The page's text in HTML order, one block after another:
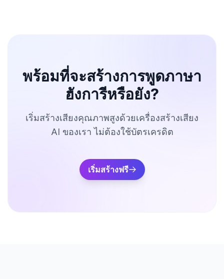
พร้อมที่จะสร้างการพูดภาษา
ฮังการีหรือยัง?
เริ่มสร้างเสียงคุณภาพสูงด้วยเครื่องสร้างเสียง
AI ของเรา ไม่ต้องใช้บัตรเครดิต
เริ่มสร้างฟรี